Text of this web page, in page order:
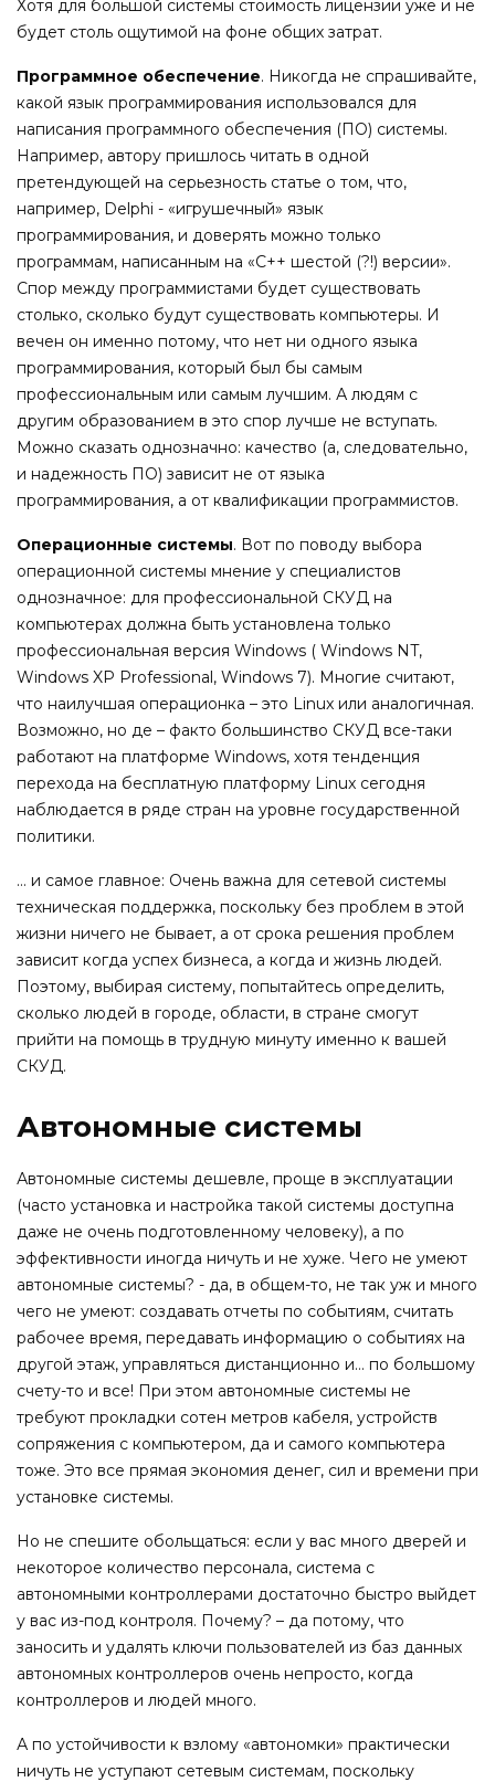
Хотя для большой системы стоимость лицензии уже и не
будет столь ощутимой на фоне общих затрат.
Программное обеспечение. Никогда не спрашивайте,
какой язык программирования использовался для
написания программного обеспечения (ПО) системы.
Например, автору пришлось читать в одной
претендующей на серьезность статье о том, что,
например, Delphi - «игрушечный» язык
программирования, и доверять можно только
программам, написанным на «С++ шестой (?!) версии».
Спор между программистами будет существовать
столько, сколько будут существовать компьютеры. И
вечен он именно потому, что нет ни одного языка
программирования, который был бы самым
профессиональным или самым лучшим. А людям с
другим образованием в это спор лучше не вступать.
Можно сказать однозначно: качество (а, следовательно,
и надежность ПО) зависит не от языка
программирования, а от квалификации программистов.
Операционные системы. Вот по поводу выбора
операционной системы мнение у специалистов
однозначное: для профессиональной СКУД на
компьютерах должна быть установлена только
профессиональная версия Windows ( Windows NT,
Windows XP Professional, Windows 7). Многие считают,
что наилучшая операционка – это Linux или аналогичная.
Возможно, но де – факто большинство СКУД все-таки
работают на платформе Windows, хотя тенденция
перехода на бесплатную платформу Linux сегодня
наблюдается в ряде стран на уровне государственной
политики.
… и самое главное: Очень важна для сетевой системы
техническая поддержка, поскольку без проблем в этой
жизни ничего не бывает, а от срока решения проблем
зависит когда успех бизнеса, а когда и жизнь людей.
Поэтому, выбирая систему, попытайтесь определить,
сколько людей в городе, области, в стране смогут
прийти на помощь в трудную минуту именно к вашей
СКУД.
Автономные системы
Автономные системы дешевле, проще в эксплуатации
(часто установка и настройка такой системы доступна
даже не очень подготовленному человеку), а по
эффективности иногда ничуть и не хуже. Чего не умеют
автономные системы? - да, в общем-то, не так уж и много
чего не умеют: создавать отчеты по событиям, считать
рабочее время, передавать информацию о событиях на
другой этаж, управляться дистанционно и… по большому
счету-то и все! При этом автономные системы не
требуют прокладки сотен метров кабеля, устройств
сопряжения с компьютером, да и самого компьютера
тоже. Это все прямая экономия денег, сил и времени при
установке системы.
Но не спешите обольщаться: если у вас много дверей и
некоторое количество персонала, система с
автономными контроллерами достаточно быстро выйдет
у вас из-под контроля. Почему? – да потому, что
заносить и удалять ключи пользователей из баз данных
автономных контроллеров очень непросто, когда
контроллеров и людей много.
А по устойчивости к взлому «автономки» практически
ничуть не уступают сетевым системам, поскольку